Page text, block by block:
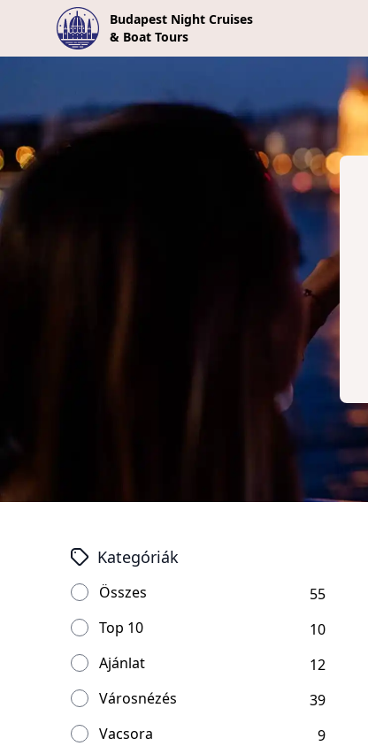
Budapest Night Cruises
& Boat Tours
Kategóriák
Összes
55
Top 10
10
Ajánlat
12
Városnézés
39
Vacsora
9